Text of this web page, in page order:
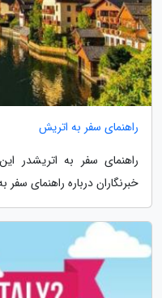
راهنمای سفر به اتریش
راهنمای سفر به اتریشدر
خبرنگاران درباره راهنمای